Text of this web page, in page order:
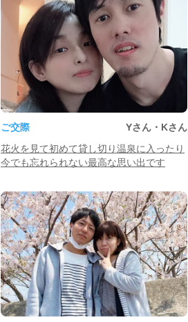
ご交際
Yさん・Kさん
花火を見て初めて貸し切り温泉に入ったり
今でも忘れられない最高な思い出です